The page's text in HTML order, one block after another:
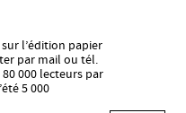
l’édition papier
par mail ou tél.
80 000 lecteurs par
5 000